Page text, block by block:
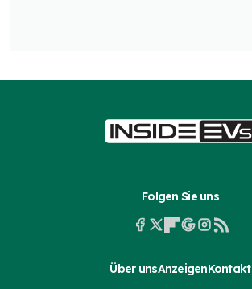
Folgen Sie uns
Über unsAnzeigenKontakt